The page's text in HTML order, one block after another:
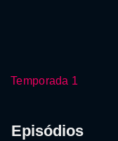
Temporada 1
Episódios